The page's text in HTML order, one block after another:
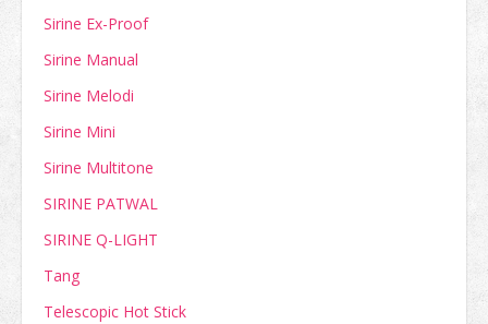
Sirine Ex-Proof
Sirine Manual
Sirine Melodi
Sirine Mini
Sirine Multitone
SIRINE PATWAL
SIRINE Q-LIGHT
Tang
Telescopic Hot Stick